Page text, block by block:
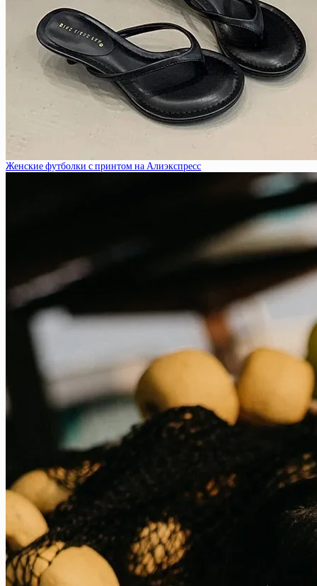
Женские футболки с принтом на Алиэкспресс